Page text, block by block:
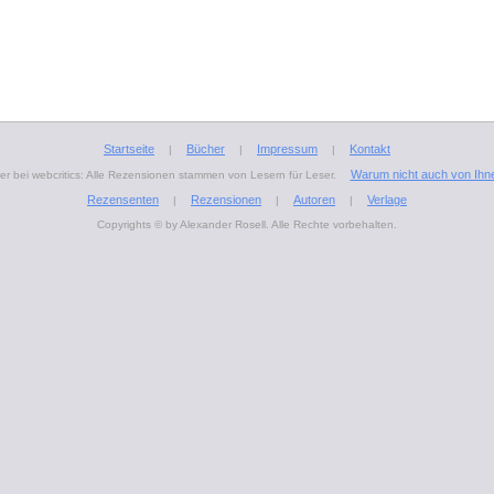
Startseite | Bücher | Impressum | Kontakt
bei webcritics: Alle Rezensionen stammen von Lesern für Leser.
Warum nicht auch von
Rezensenten
| Rezensionen | Autoren | Verlage
Copyrights © by Alexander Rosell. Alle Rechte vorbehalten.